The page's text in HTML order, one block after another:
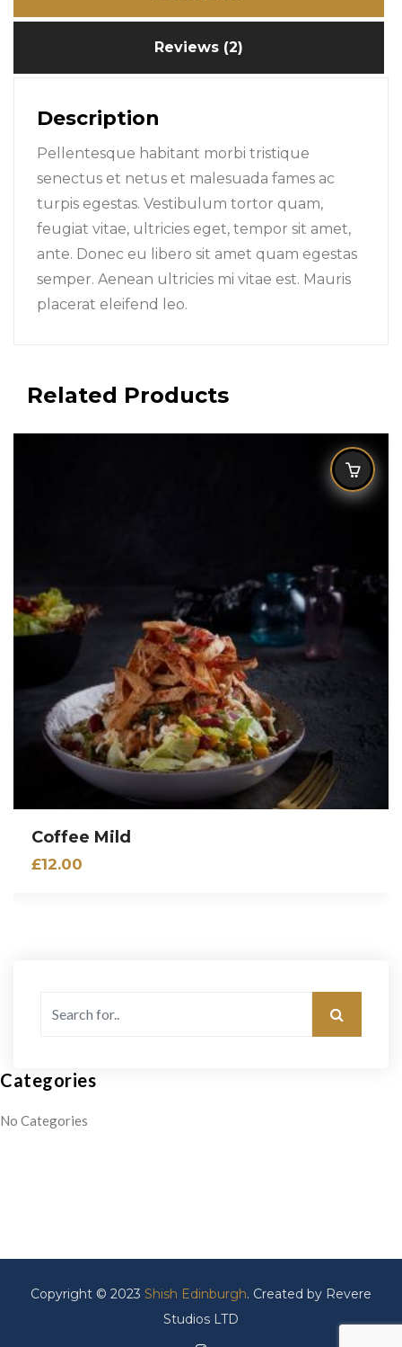
Reviews (2)
Description
Pellentesque habitant morbi tristique
senectus et netus et malesuada fames ac
turpis egestas. Vestibulum tortor quam,
feugiat vitae, ultricies eget, tempor sit amet,
ante. Donec eu libero sit amet quam egestas
semper. Aenean ultricies mi vitae est. Mauris
placerat eleifend leo.
Related Products
Coffee Mild
£12.00
Categories
No Categories
Copyright © 2023 Shish Edinburgh. Created by Revere
Studios LTD